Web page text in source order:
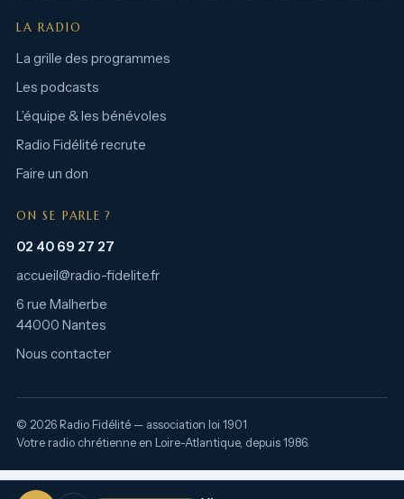
LA RADIO
La grille des programmes
Les podcasts
L’équipe & les bénévoles
Radio Fidélité recrute
Faire un don
ON SE PARLE ?
02 40 69 27 27
accueil@radio-fidelite.fr
6 rue Malherbe
44000 Nantes
Nous contacter
© 2026 Radio Fidélité — association loi 1901
Votre radio chrétienne en Loire-Atlantique, depuis 1986.